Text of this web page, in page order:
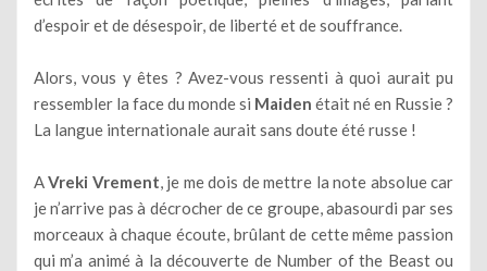
d’espoir et de désespoir, de liberté et de souffrance.
Alors, vous y êtes ? Avez-vous ressenti à quoi aurait pu
ressembler la face du monde si Maiden était né en Russie ?
La langue internationale aurait sans doute été russe !
AVreki Vrement, je me dois de mettre la note absolue car
je n’arrive pas à décrocher de ce groupe, abasourdi par ses
morceaux à chaque écoute, brûlant de cette même passion
qui m’a animé à la découverte de Number of the Beast ou